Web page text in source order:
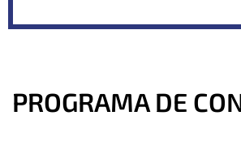
PROGRAMA DE